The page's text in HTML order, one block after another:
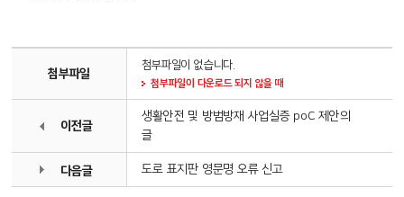
첨부파일
첨부파일이 없습니다.
첨부파일이 다운로드 되지 않을 때
이전글
생활안전 및 방범방재 사업실증 poC 제안의
글
다음글 도로 표지판 영문명 오류 신고